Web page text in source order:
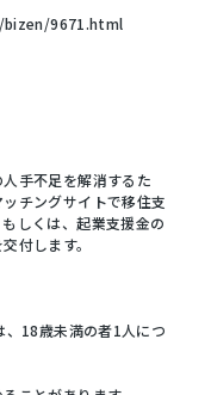
9671.html
手不足を解消するた
チングサイトで移住支
しくは、起業支援金の
付します。
、18歳未満の者1人につ